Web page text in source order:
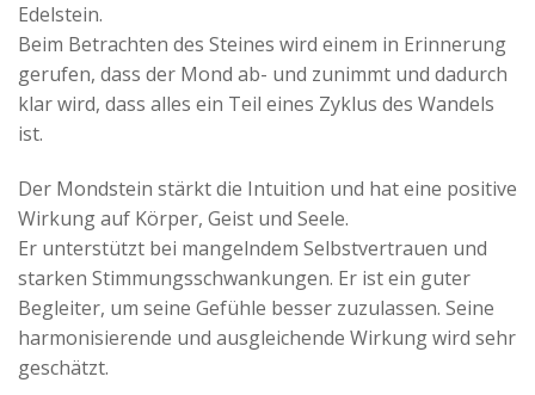
Edelstein.
Beim Betrachten des Steines wird einem in Erinnerung
gerufen, dass der Mond ab- und zunimmt und dadurch
klar wird, dass alles ein Teil eines Zyklus des Wandels
ist.
Der Mondstein stärkt die Intuition und hat eine positive
Wirkung auf Körper, Geist und Seele.
Er unterstützt bei mangelndem Selbstvertrauen und
starken Stimmungsschwankungen. Er ist ein guter
Begleiter, um seine Gefühle besser zuzulassen. Seine
harmonisierende und ausgleichende Wirkung wird sehr
geschätzt.